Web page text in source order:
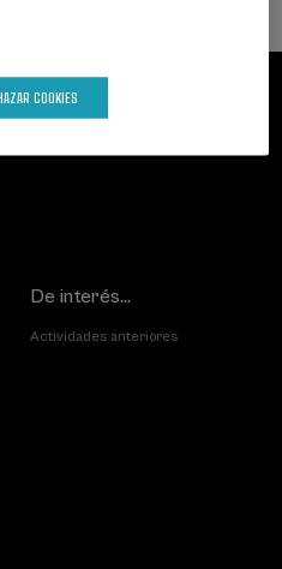
De interés...
Actividades anteriores
COOKIES